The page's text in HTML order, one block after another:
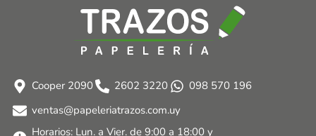
Cooper 2090 2602 3220
098 570 196
ventas@papeleriatrazos.com.uy
Horarios: Lun. a Vier. de 9:00 a 18:00 y